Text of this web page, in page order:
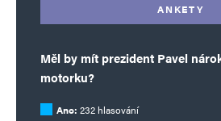
ANKETY
Měl by mít prezident Pavel
motorku?
Ano: 232 hlasování